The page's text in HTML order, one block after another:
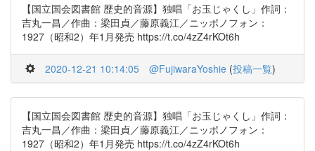
【国立国会図書館 歴史的音源】独唱「お玉じゃくし」作詞：
吉丸一昌／作曲：梁田貞／藤原義江／ニッポノフォン：
1927（昭和2）年1月発売 https://t.co/4zZ4rKOt6h
2020-12-21 10:14:05 @FujiwaraYoshie (投稿一覧)
【国立国会図書館 歴史的音源】独唱「お玉じゃくし」作詞：
吉丸一昌／作曲：梁田貞／藤原義江／ニッポノフォン：
1927（昭和2）年1月発売 https://t.co/4zZ4rKOt6h